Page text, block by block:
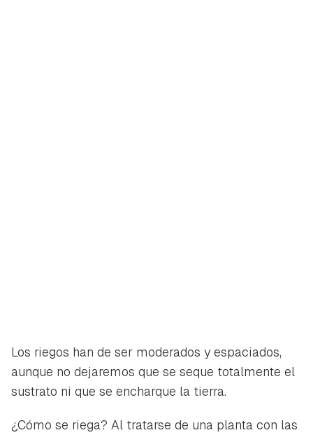
Los riegos han de ser moderados y espaciados,
aunque no dejaremos que se seque totalmente el
sustrato ni que se encharque la tierra.
¿Cómo se riega? Al tratarse de una planta con las